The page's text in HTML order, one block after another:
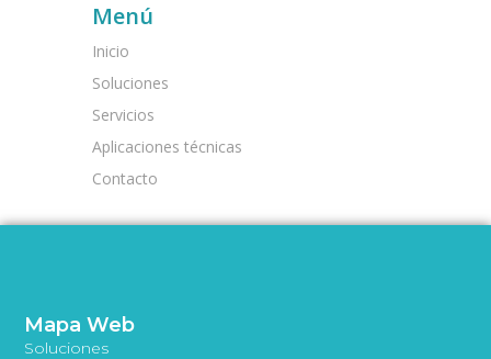
Menú
Inicio
Soluciones
Servicios
Aplicaciones técnicas
Contacto
Mapa Web
Soluciones